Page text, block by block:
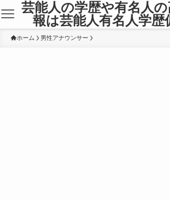
芸能人の学歴や有名人
報は芸能人有名人学歴
ホーム 男性アナウンサー